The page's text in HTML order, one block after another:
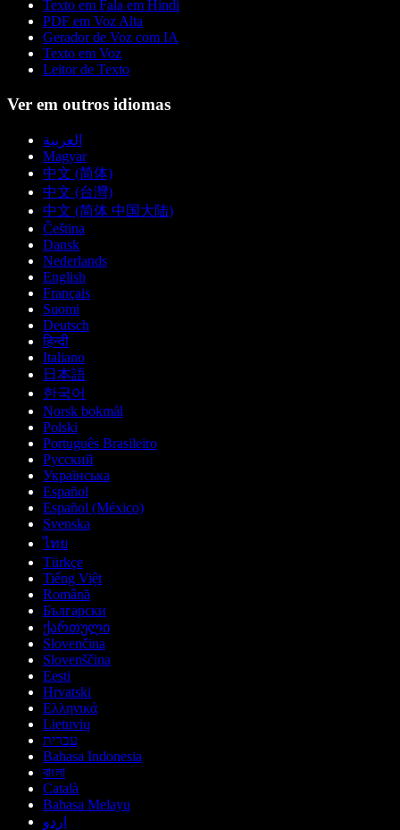
Texto em Fala em Hindi
PDF em Voz Alta
Gerador de Voz com IA
Texto em Voz
Leitor de Texto
Ver em outros idiomas
العربية
Magyar
中文 (简体)
中文 (台灣)
中文 (简体 中国大陆)
Čeština
Dansk
Nederlands
English
Français
Suomi
Deutsch
हिन्दी
Italiano
日本語
한국어
Norsk bokmål
Polski
Português Brasileiro
Русский
Українська
Español
Español (México)
Svenska
ไทย
Türkçe
Tiếng Việt
Română
Български
ქართული
Slovenčina
Slovenščina
Eesti
Hrvatski
Ελληνικά
Lietuvių
עברית
Bahasa Indonesia
বাংলা
Català
Bahasa Melayu
اردو